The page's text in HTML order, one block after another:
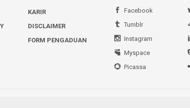
KARIR
DISCLAIMER
FORM PENGADUAN
Facebook
Tumblr
Instagram
Myspace
Picassa